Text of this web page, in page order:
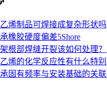
烯制品可焊接成复杂形状吗
橡胶硬度偏差5Shore
根部焊缝开裂该如何处理？
烯的化学反应性有什么特别
固有频率与安装基础的关联